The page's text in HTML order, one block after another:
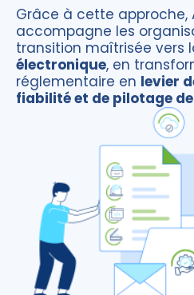
Grâce à cette approche,
accompagne les
transition maîtrisée vers
électronique, en
réglementaire en levier
fiabilité et de pilotage